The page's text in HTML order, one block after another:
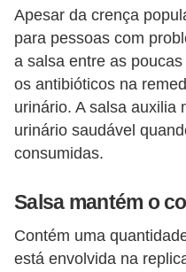
Apesar da crença
para pessoas com
a salsa entre as
os antibióticos na
urinário. A salsa auxilia
urinário saudável
consumidas.
Salsa mantém o
Contém uma
está envolvida na